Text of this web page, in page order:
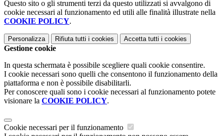
Questo sito o gli strumenti terzi da questo utilizzati si avvalgono di
cookie necessari al funzionamento ed utili alle finalità illustrate nella
COOKIE POLICY.
Personalizza Rifiuta tutti i cookies Accetta tutti i cookies
Gestione cookie
In questa schermata è possibile scegliere quali cookie consentire.
I cookie necessari sono quelli che consentono il funzionamento della
piattaforma e non è possibile disabilitarli.
Per conoscere quali sono i cookie necessari al funzionamento potete
visionare la COOKIE POLICY.
Cookie necessari per il funzionamento